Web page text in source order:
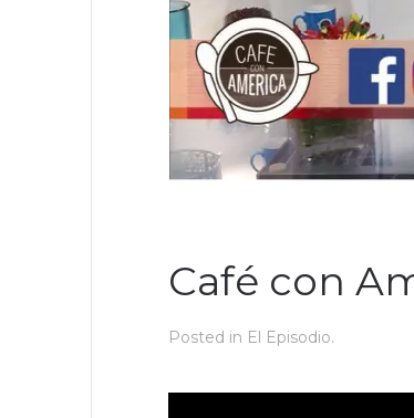
Café con
Posted in El Episodio.